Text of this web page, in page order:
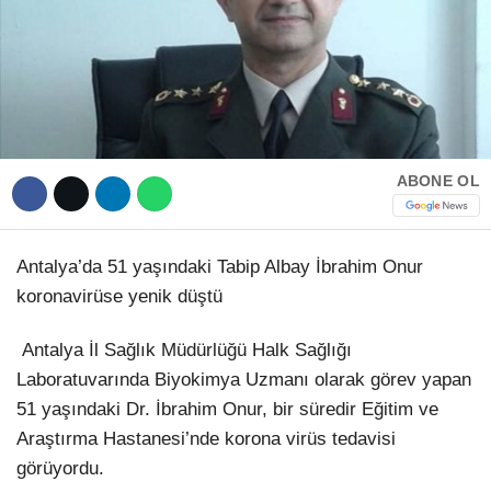
Facebook
Dribbble
Telegram
ABONE OL
Antalya’da 51 yaşındaki Tabip Albay İbrahim Onur
koronavirüse yenik düştü
Antalya İl Sağlık Müdürlüğü Halk Sağlığı
Laboratuvarında Biyokimya Uzmanı olarak görev yapan
51 yaşındaki Dr. İbrahim Onur, bir süredir Eğitim ve
Araştırma Hastanesi’nde korona virüs tedavisi
görüyordu.